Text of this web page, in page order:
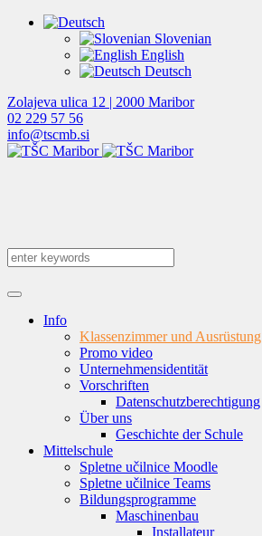
Slovenian
English
Deutsch
Zolajeva ulica 12 | 2000 Maribor
02 229 57 56
info@tscmb.si
Info
Klassenzimmer und Ausrüstung
Promo video
Unternehmensidentität
Vorschriften
Datenschutzberechtigung
Über uns
Geschichte der Schule
Mittelschule
Spletne učilnice Moodle
Spletne učilnice Teams
Bildungsprogramme
Maschinenbau
Installateur